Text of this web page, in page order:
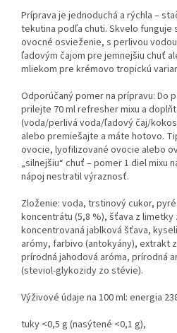
Príprava je jednoduchá a rýchla –
tekutina podľa chuti. Skvelo funguje
ovocné osvieženie, s perlivou
ľadovým čajom pre jemnejšiu chuť
mliekom pre krémovo tropickú
Odporúčaný pomer na prípravu: Do
prilejte 70 ml refresher mixu a
(voda/perlivá voda/ľadový čaj/
alebo premiešajte a máte hotovo.
ovocie, lyofilizované ovocie alebo
„silnejšiu“ chuť – pomer 1 diel mixu
nápoj nestratil výraznosť.
Zloženie: voda, trstinový cukor,
koncentrátu (5,8 %), šťava z limetky
koncentrovaná jablková šťava,
arómy, farbivo (antokyány), extrakt
prírodná jahodová aróma, prírodná
(steviol-glykozidy zo stévie).
Výživové údaje na 100 ml: energia
tuky <0,5 g (nasýtené <0,1 g),